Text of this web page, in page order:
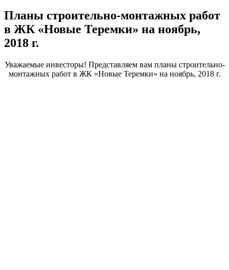
Планы строительно-монтажных работ
в ЖК «Новые Теремки» на ноябрь,
2018 г.
Уважаемые инвесторы! Представляем вам планы строительно-
монтажных работ в ЖК «Новые Теремки» на ноябрь, 2018 г.